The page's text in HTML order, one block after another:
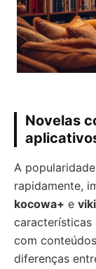
Novelas
A
rapidamente,
kocowa+ e viki
características
com
diferenças